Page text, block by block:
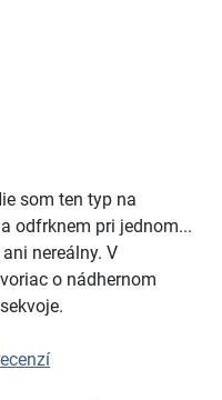
som ten typ na
odfrknem pri jednom...
nereálny. V
o nádhernom